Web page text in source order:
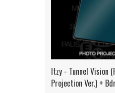
Itzy - Tunnel Vision
Projection Ver.) +